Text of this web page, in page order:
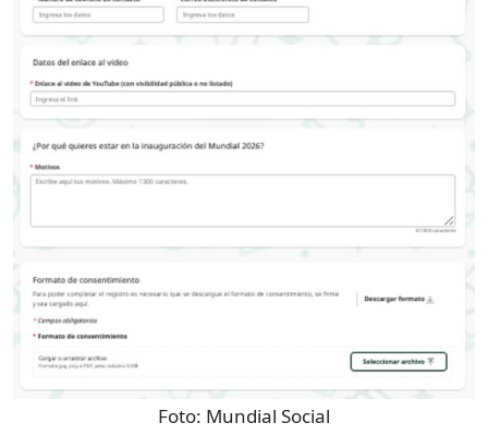
Foto: Mundial Social